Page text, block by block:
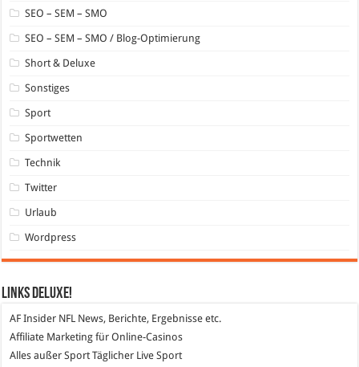
SEO – SEM – SMO
SEO – SEM – SMO / Blog-Optimierung
Short & Deluxe
Sonstiges
Sport
Sportwetten
Technik
Twitter
Urlaub
Wordpress
Links DeLuXe!
AF Insider NFL News, Berichte, Ergebnisse etc.
Affiliate Marketing für Online-Casinos
Alles außer SportTäglicher Live Sport